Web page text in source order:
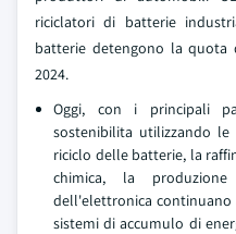
riciclatori di batterie
batterie detengono la
2024.
Oggi, con i principali
sostenibilita utilizzando
riciclo delle batterie, la
chimica, la
dell'elettronica continuano
sistemi di accumulo di